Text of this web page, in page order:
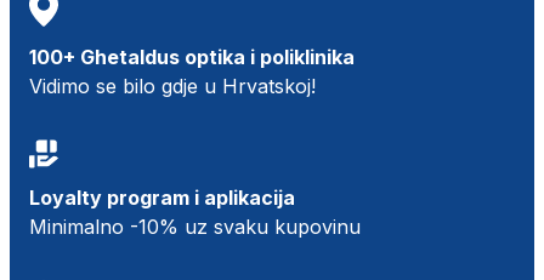
100+ Ghetaldus optika i poliklinika
Vidimo se bilo gdje u Hrvatskoj!
Loyalty program i aplikacija
Minimalno -10% uz svaku kupovinu